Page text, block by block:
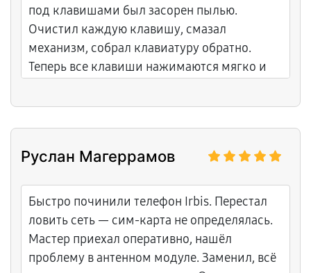
под клавишами был засорен пылью.
Очистил каждую клавишу, смазал
механизм, собрал клавиатуру обратно.
Теперь все клавиши нажимаются мягко и
Руслан Магеррамов
Быстро починили телефон Irbis. Перестал
ловить сеть — сим-карта не определялась.
Мастер приехал оперативно, нашёл
проблему в антенном модуле. Заменил, всё